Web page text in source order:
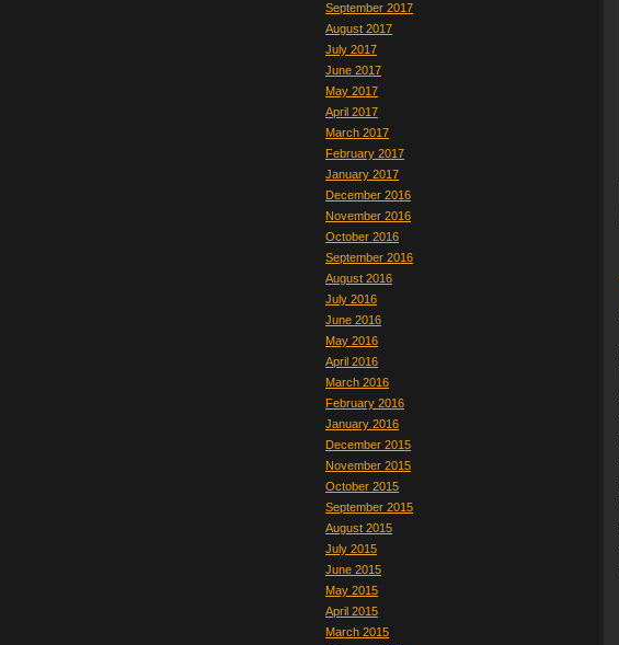
September 2017
August 2017
July 2017
June 2017
May 2017
April 2017
March 2017
February 2017
January 2017
December 2016
November 2016
October 2016
September 2016
August 2016
July 2016
June 2016
May 2016
April 2016
March 2016
February 2016
January 2016
December 2015
November 2015
October 2015
September 2015
August 2015
July 2015
June 2015
May 2015
April 2015
March 2015